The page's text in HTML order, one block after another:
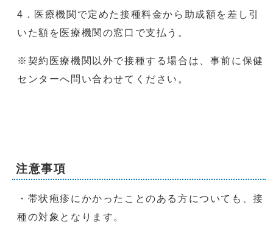
4．医療機関で定めた接種料金から助成額を差し引
いた額を医療機関の窓口で支払う。
※契約医療機関以外で接種する場合は、事前に保健
センターへ問い合わせてください。
注意事項
・帯状疱疹にかかったことのある方についても、接
種の対象となります。